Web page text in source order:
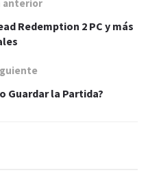
anterior
Redemption 2 PC y más
Guardar la Partida?